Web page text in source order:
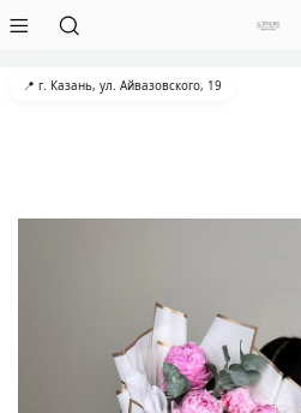
📍 г. Казань, ул. Айвазовского, 19